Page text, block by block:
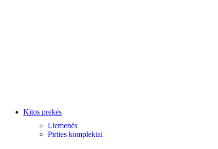
Kitos prekės
Liemenės
Pirties komplektai